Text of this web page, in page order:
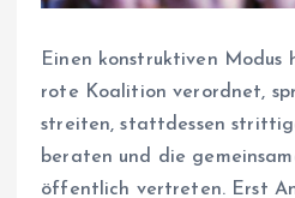
Einen konstruktiven Modus
rote Koalition verordnet,
streiten, stattdessen
beraten und die
öffentlich vertreten. Erst